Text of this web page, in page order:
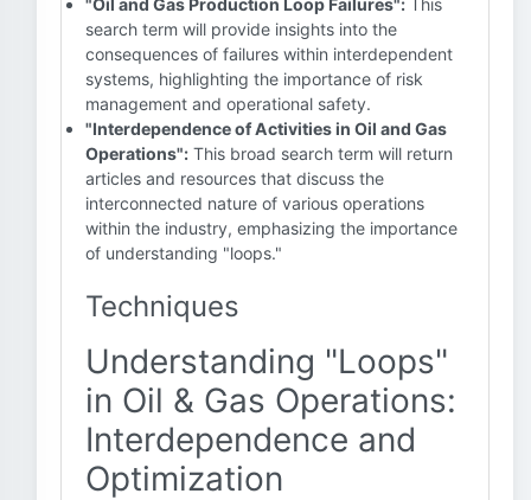
"Oil and Gas Production Loop Failures": This
search term will provide insights into the
consequences of failures within interdependent
systems, highlighting the importance of risk
management and operational safety.
"Interdependence of Activities in Oil and Gas
Operations": This broad search term will return
articles and resources that discuss the
interconnected nature of various operations
within the industry, emphasizing the importance
of understanding "loops."
Techniques
Understanding "Loops"
in Oil & Gas Operations:
Interdependence and
Optimization